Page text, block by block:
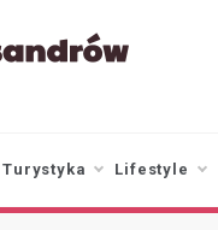
Turystyka Lifestyle